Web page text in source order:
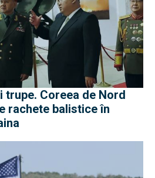
trupe. Coreea de Nord
rachete balistice în